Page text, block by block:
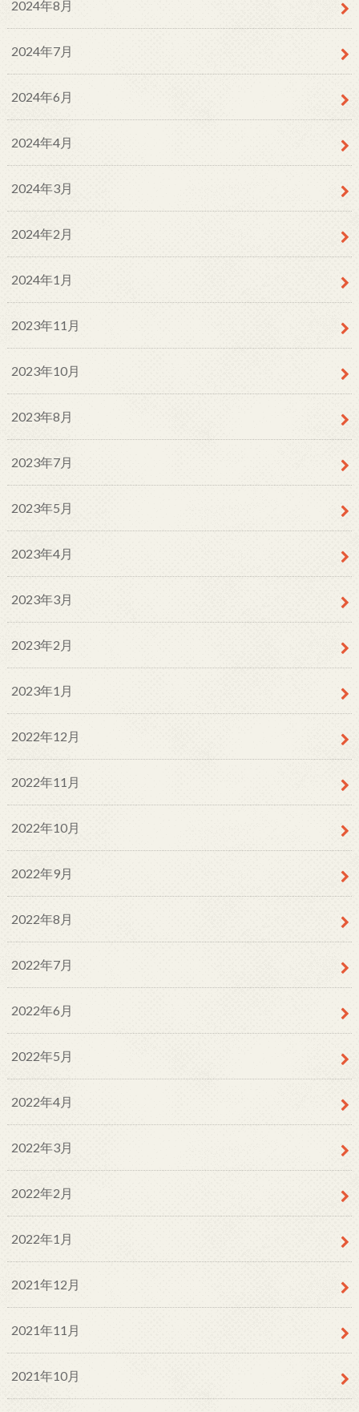
2024年8月
2024年7月
2024年6月
2024年4月
2024年3月
2024年2月
2024年1月
2023年11月
2023年10月
2023年8月
2023年7月
2023年5月
2023年4月
2023年3月
2023年2月
2023年1月
2022年12月
2022年11月
2022年10月
2022年9月
2022年8月
2022年7月
2022年6月
2022年5月
2022年4月
2022年3月
2022年2月
2022年1月
2021年12月
2021年11月
2021年10月